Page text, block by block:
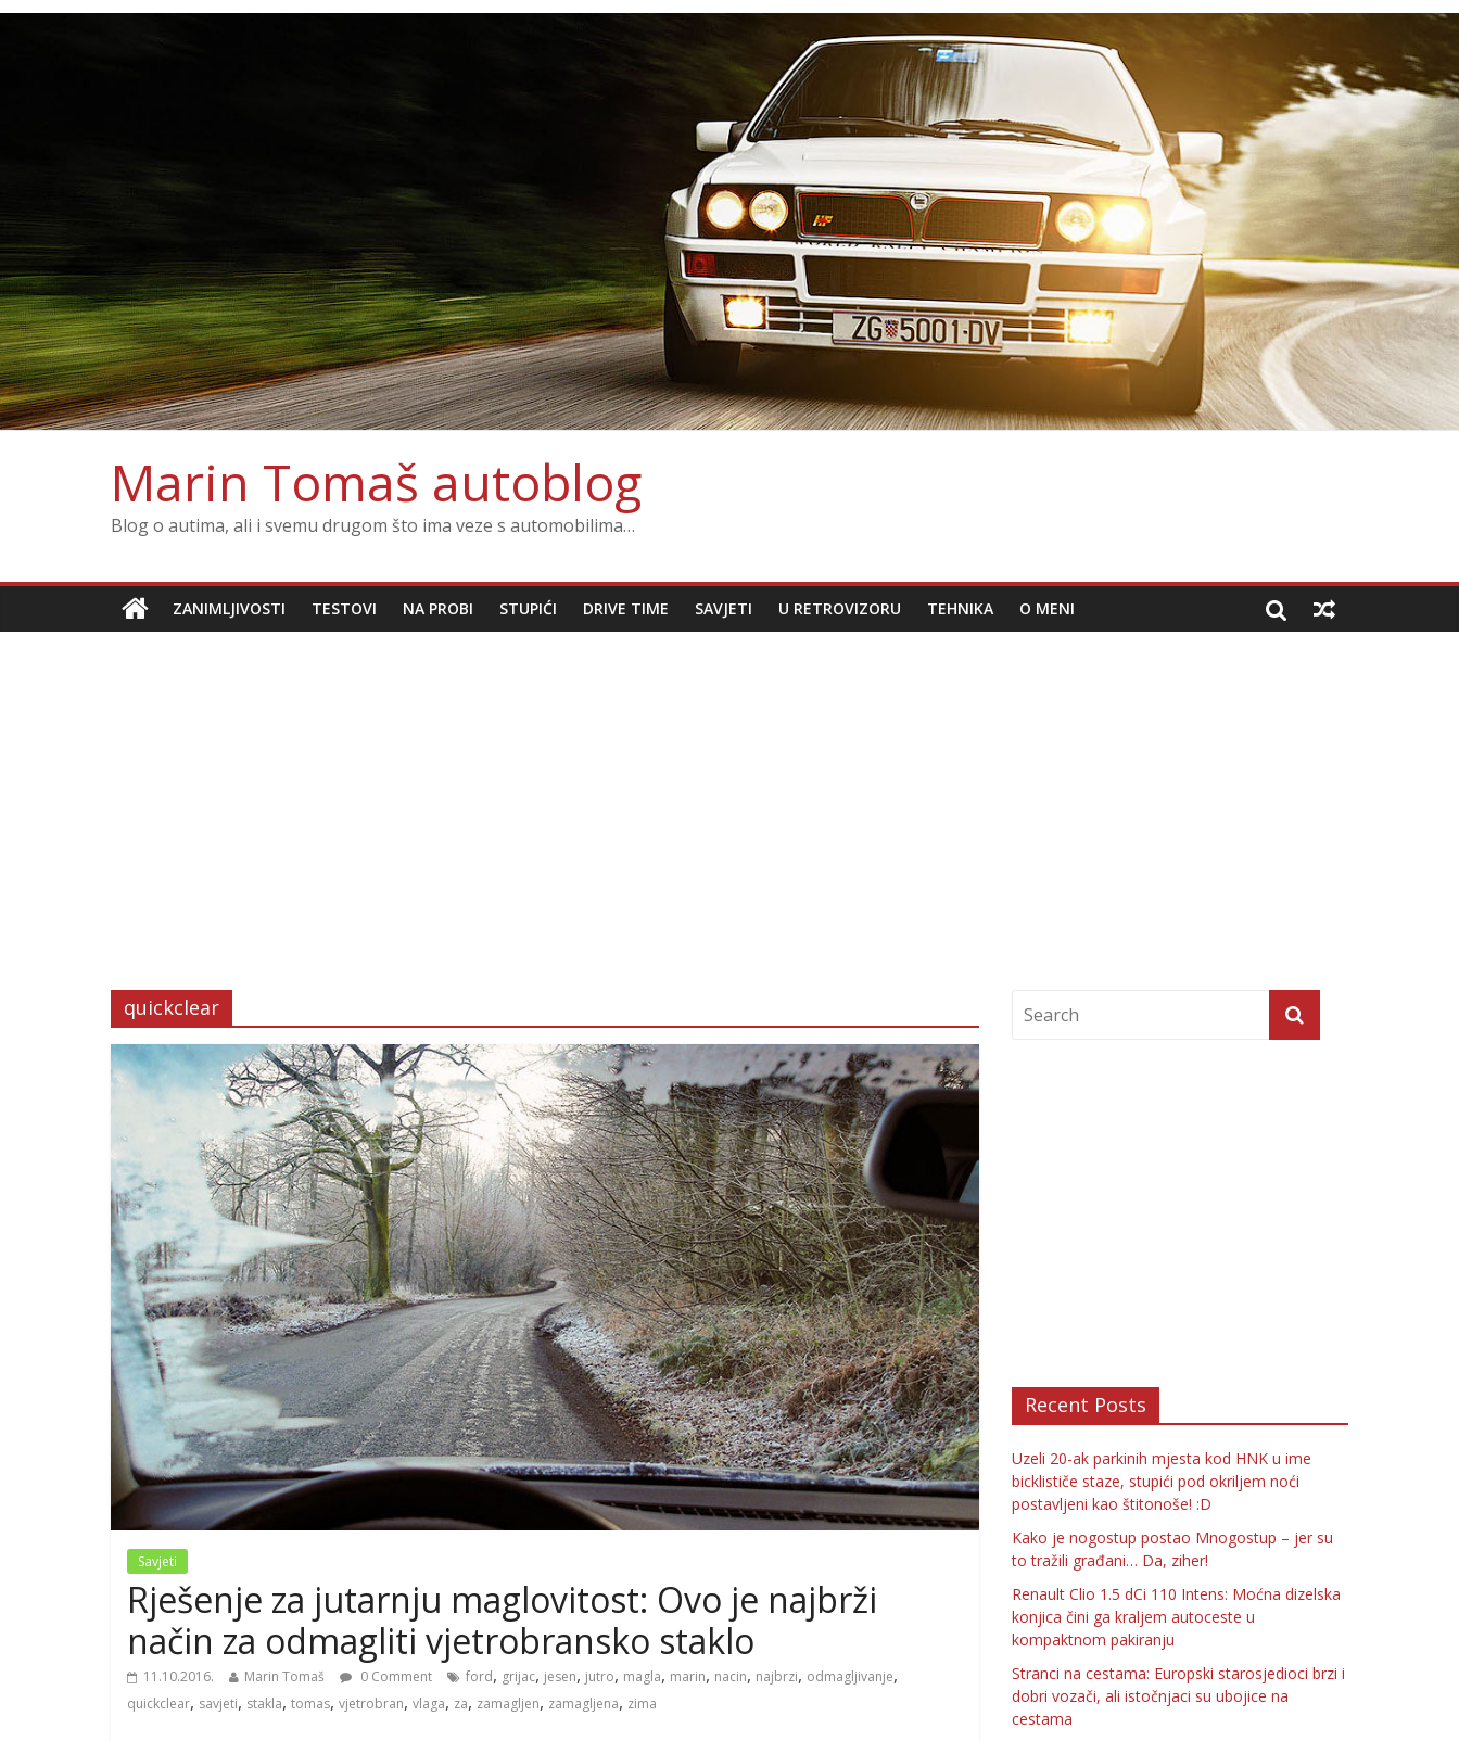
Marin Tomaš autoblog
Blog o autima, ali i svemu drugom što ima veze s automobilima…
ZANIMLJIVOSTI TESTOVI NA PROBI STUPIĆI DRIVE TIME SAVJETI U RETROVIZORU TEHNIKA O MENI
quickclear
Savjeti
Rješenje za jutarnju maglovitost: Ovo je najbrži
način za odmagliti vjetrobransko staklo
11.10.2016. Marin Tomaš 0 Comment ford, grijac, jesen, jutro, magla, marin, nacin, najbrzi, odmagljivanje,
quickclear, savjeti, stakla, tomas, vjetrobran, vlaga, za, zamagljen, zamagljena, zima
Recent Posts
Uzeli 20-ak parkinih mjesta kod HNK u ime
bicklističe staze, stupići pod okriljem noći
postavljeni kao štitonoše! :D
Kako je nogostup postao Mnogostup – jer su
to tražili građani… Da, ziher!
Renault Clio 1.5 dCi 110 Intens: Moćna dizelska
konjica čini ga kraljem autoceste u
kompaktnom pakiranju
Stranci na cestama: Europski starosjedioci brzi i
dobri vozači, ali istočnjaci su ubojice na
cestama